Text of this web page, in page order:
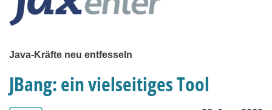
Java-Kräfte neu entfesseln
JBang: ein vielseitiges Tool